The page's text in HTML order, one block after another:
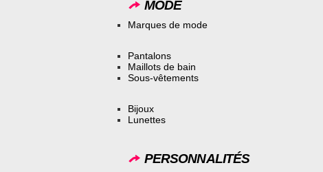
MODE
Marques de mode
Pantalons
Maillots de bain
Sous-vêtements
Bijoux
Lunettes
PERSONNALITÉS